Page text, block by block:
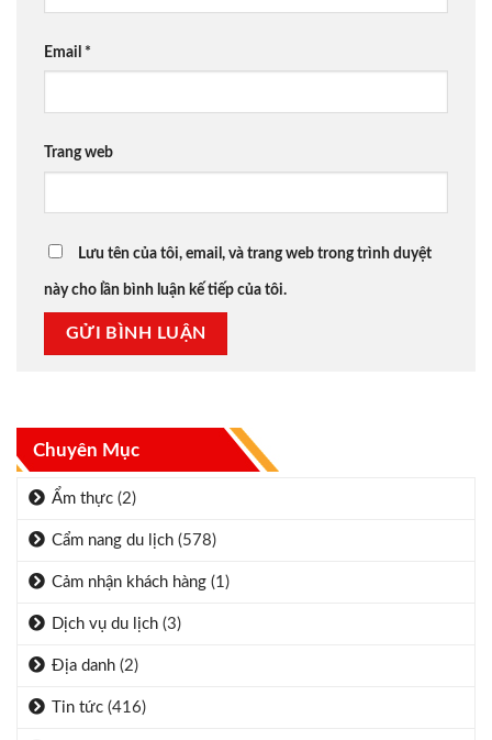
Chuyên Mục
Ẩm thực (2)
Cẩm nang du lịch (578)
Cảm nhận khách hàng (1)
Dịch vụ du lịch (3)
Địa danh (2)
Tin tức (416)
Email *
Trang web
Lưu tên của tôi, email, và trang web trong trình duyệt
này cho lần bình luận kế tiếp của tôi.